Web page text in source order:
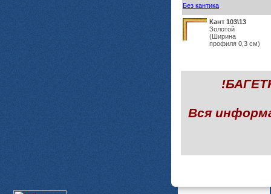
Без кантика
Кант 103\13
Золотой
(Ширина
профиля 0,3 см)
Вся